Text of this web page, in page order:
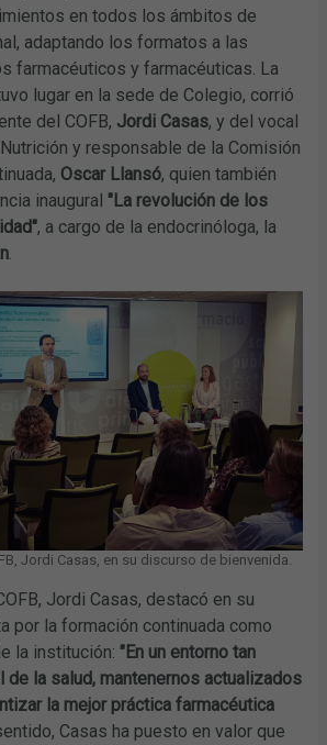
en todos los ámbitos de
adaptando los formatos a las
farmacéuticos y farmacéuticas. La
lugar en la sede de Colegio, corrió
del COFB, Jordi Casas, y del vocal
y responsable de la Comisión
Oscar Llansó, quien también
inaugural "La revolución de los
, a cargo de la endocrinóloga, la
.
Jordi Casas, en su discurso de bienvenida.
Jordi Casas, destacó en su
por la formación continuada como
la institución: "En un entorno tan
de la salud, mantenernos actualizados
la mejor práctica farmacéutica
Casas ha puesto en valor que